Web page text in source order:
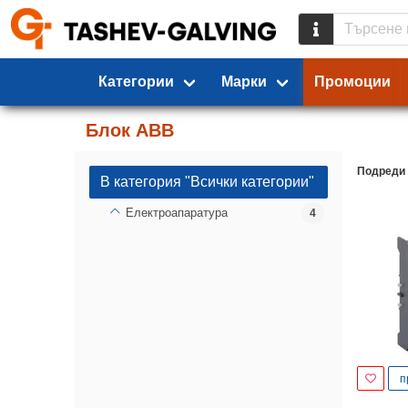
Категории Марки Промоции
Блок ABB
В категория "Всички категории"
Електроапаратура 4
Подреди